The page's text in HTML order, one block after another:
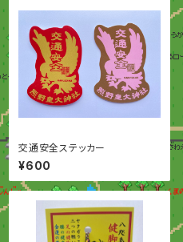
交通安全ステッカー
¥600